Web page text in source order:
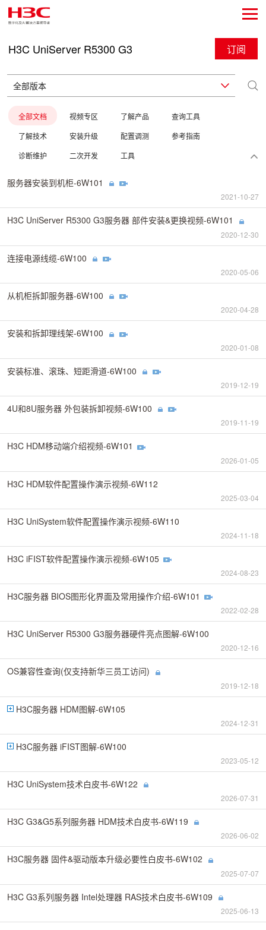
H3C UniServer R5300 G3 订阅
全部文档 视频专区 了解产品
查询工具
了解技术
安装升级 配置调测
参考指南
诊断维护
二次开发 工具
服务器安装到机柜-6W101
2021-10-27
H3C UniServer R5300 G3服务器 部件安装&更换视频-6W101
2020-12-30
连接电源线缆-6W100
2020-05-06
从机柜拆卸服务器-6W100
2020-04-28
安装和拆卸理线架-6W100
2020-01-08
安装标准、滚珠、短距滑道-6W100
2019-12-19
4U和8U服务器 外包装拆卸视频-6W100
2019-11-19
H3C HDM移动端介绍视频-6W101
2026-01-05
H3C HDM软件配置操作演示视频-6W112
2025-03-04
H3C UniSystem软件配置操作演示视频-6W110
2024-11-18
H3C iFIST软件配置操作演示视频-6W105
2024-08-23
H3C服务器 BIOS图形化界面及常用操作介绍-6W101
2022-02-28
H3C UniServer R5300 G3服务器硬件亮点图解-6W100
2020-12-16
OS兼容性查询(仅支持新华三员工访问)
2019-12-18
H3C服务器 HDM图解-6W105
2024-12-31
H3C服务器 iFIST图解-6W100
2023-05-12
H3C UniSystem技术白皮书-6W122
2026-07-31
H3C G3&G5系列服务器 HDM技术白皮书-6W119
2026-06-02
H3C服务器 固件&驱动版本升级必要性白皮书-6W102
2025-07-07
H3C G3系列服务器 Intel处理器 RAS技术白皮书-6W109
2025-06-13